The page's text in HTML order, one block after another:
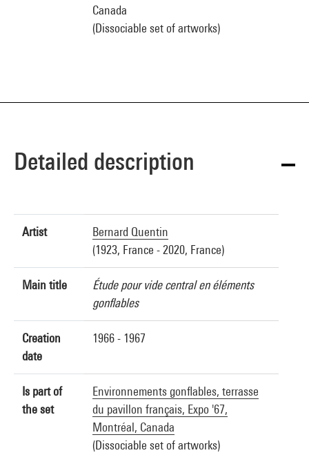
Canada
(Dissociable set of artworks)
Detailed description
Artist
Bernard Quentin
(1923, France - 2020, France)
Main title
Étude pour vide central en éléments
gonflables
Creation
date
1966 - 1967
Is part of
the set
Environnements gonflables, terrasse
du pavillon français, Expo '67,
Montréal, Canada
(Dissociable set of artworks)